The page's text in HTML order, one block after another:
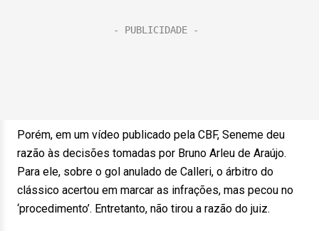
Porém, em um vídeo publicado pela CBF, Seneme deu
razão às decisões tomadas por Bruno Arleu de Araújo.
Para ele, sobre o gol anulado de Calleri, o árbitro do
clássico acertou em marcar as infrações, mas pecou no
‘procedimento’. Entretanto, não tirou a razão do juiz.